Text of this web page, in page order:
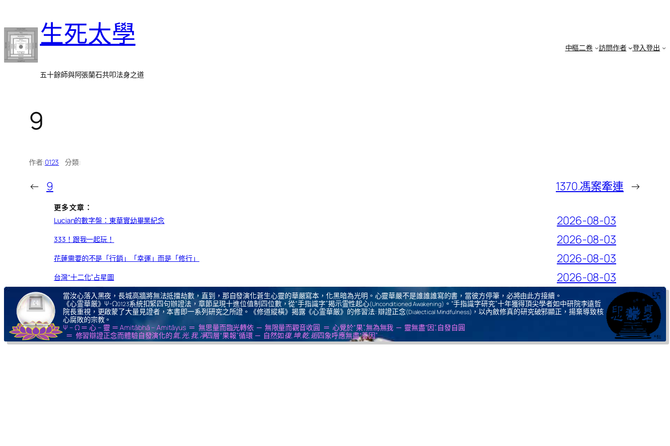
至
主
要
生死太學
五十餘師與阿張蘭石共叩法身之道
中樞二卷 訪問作者 登入登出
9
作者:0123 分類:
← 9 1370.馮案牽連 →
更多文章：
Lucian的數字盤：東華實幼畢業紀念
2026-08-03
333！跟我一起玩！ 2026-08-03
花蓮需要的不是「行銷」「幸運」而是「修行」 2026-08-03
台灣“十二化”占星圖 2026-08-03
當汝心落入黑夜，長城高牆將無法抵擋劫數，直到，那自發演化蒼生心靈的華嚴寫本，化黑暗為光明。心靈華嚴不是誰誰誰寫的書，當彼方停筆，必將由此方接續。
《心霊華厳》Ψ-Ω0123系統扣緊四句辦證法，章節呈現十進位值制四位數，從“手指識字”揭示霊性起心(Unconditioned Awakening) 。“手指識字研究”十年獲得頂尖學者如中研院李遠哲
院長重視，更啟蒙了大量見證者，本書即一系列研究之所證。《修道縱橫》揭露《心霊華厳》的修習法: 辯證正念(Dialectical Mindfulness) ，以內斂修真的研究破邪顯正，揚棄導致核
心腐敗的宗教。
Ψ – Ω ＝ 心 – 靈 ＝ Amitābhā – Amitāyus ＝ 無思量而臨光轉依 ─ 無限量而觀音收圓 ＝ 心覺於“果”,無為無我 ─ 靈無盡“因”,自發自圓
＝ 修習辯證正念而體驗自發演化的氣,光,我,凈四層“果報”循環 ─ 自然如復,坤,乾,逅四象呼應無盡“善因”